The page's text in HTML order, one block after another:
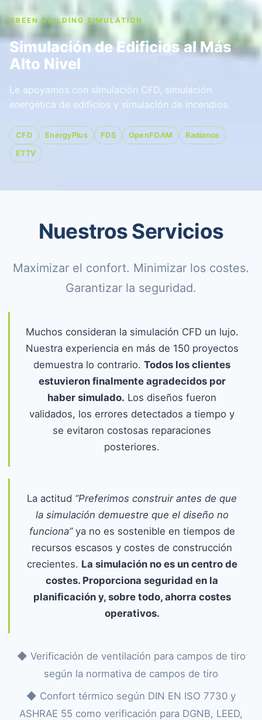
GREEN BUILDING SIMULATION
Simulación de Edificios al Más
Alto Nivel
Le apoyamos con simulación CFD, simulación
energética de edificios y simulación de incendios.
CFD EnergyPlus FDS OpenFOAM Radiance
ETTV
Nuestros Servicios
Maximizar el confort. Minimizar los costes.
Garantizar la seguridad.
Muchos consideran la simulación CFD un lujo.
Nuestra experiencia en más de 150 proyectos
demuestra lo contrario. Todos los clientes
estuvieron finalmente agradecidos por
haber simulado. Los diseños fueron
validados, los errores detectados a tiempo y
se evitaron costosas reparaciones
posteriores.
La actitud “Preferimos construir antes de que
la simulación demuestre que el diseño no
funciona”ya no es sostenible en tiempos de
recursos escasos y costes de construcción
crecientes. La simulación no es un centro de
costes. Proporciona seguridad en la
planificación y, sobre todo, ahorra costes
operativos.
◆ Verificación de ventilación para campos de tiro
según la normativa de campos de tiro
◆ Confort térmico según DIN EN ISO 7730 y
ASHRAE 55 como verificación para DGNB, LEED,